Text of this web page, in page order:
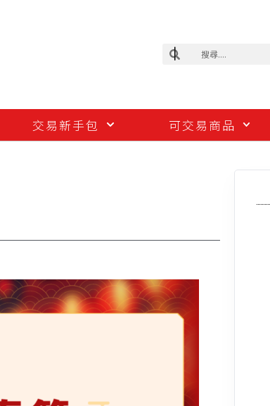
交易新手包 可交易商品